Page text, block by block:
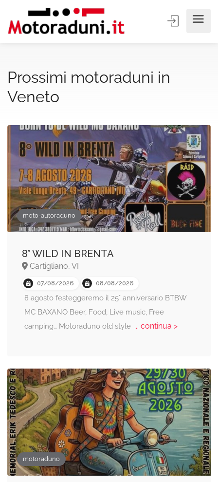
Prossimi motoraduni in
Veneto
moto-autoraduno
8° WILD IN BRENTA
Cartigliano, VI
07/08/2026 08/08/2026
8 agosto festeggeremo il 25° anniversario BTBW
MC BAXANO Beer, Food, Live music, Free
camping… Motoraduno old style... continua >
motoraduno